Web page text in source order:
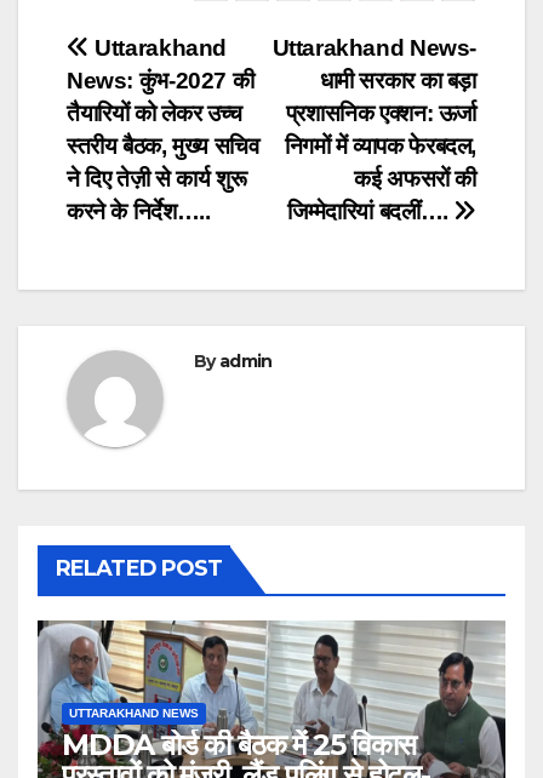
Post
navigation
Uttarakhand News-
धामी सरकार का बड़ा
प्रशासनिक एक्शन: ऊर्जा
निगमों में व्यापक फेरबदल,
कई अफसरों की
जिम्मेदारियां बदलीं….
Uttarakhand
News: कुंभ-2027 की
तैयारियों को लेकर उच्च
स्तरीय बैठक, मुख्य सचिव
ने दिए तेज़ी से कार्य शुरू
करने के निर्देश…..
Byadmin
RELATED POST
UTTARAKHAND NEWS
MDDA बोर्ड की बैठक में 25 विकास